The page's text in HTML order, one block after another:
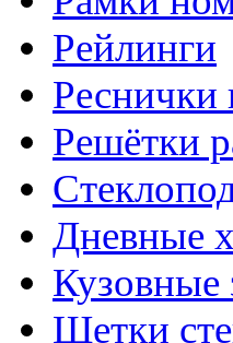
Рейлинги
Реснички
Решётки
Дневные
Кузовные
Щетки